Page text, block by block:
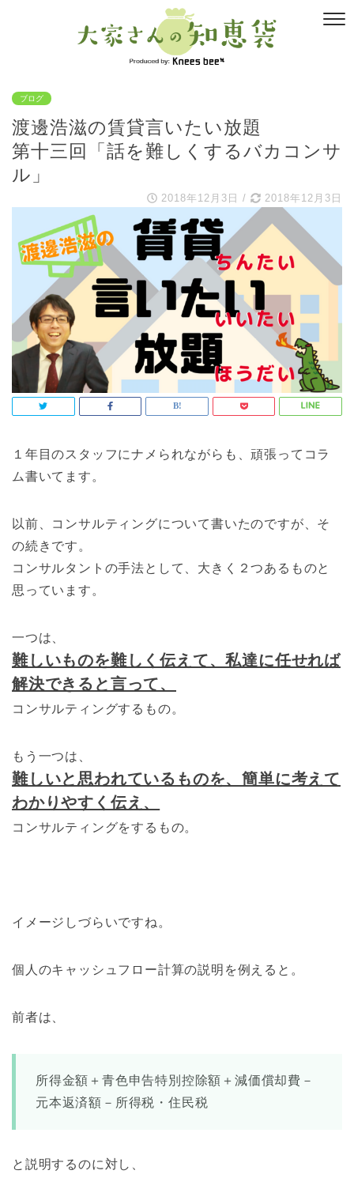
ブログ
渡邊浩滋の賃貸言いたい放題
第十三回「話を難しくするバカコンサ
ル」
2018年12月3日 / 2018年12月3日
１年目のスタッフにナメられながらも、頑張ってコラ
ム書いてます。
以前、コンサルティングについて書いたのですが、そ
の続きです。
コンサルタントの手法として、大きく２つあるものと
思っています。
一つは、
難しいものを難しく伝えて、私達に任せれば
解決できると言って、
コンサルティングする もの。
もう一つは、
難しいと思われているものを、簡単に考えて
わかりやすく伝え、
コンサルティングをする もの。
イメージしづらいですね。
個人のキャッシュフロー計算の説明を例えると。
前者は、
所得金額＋青色申告特別控除額＋減価償却費－
元本返済額－所得税・住民税
と説明するのに対し、